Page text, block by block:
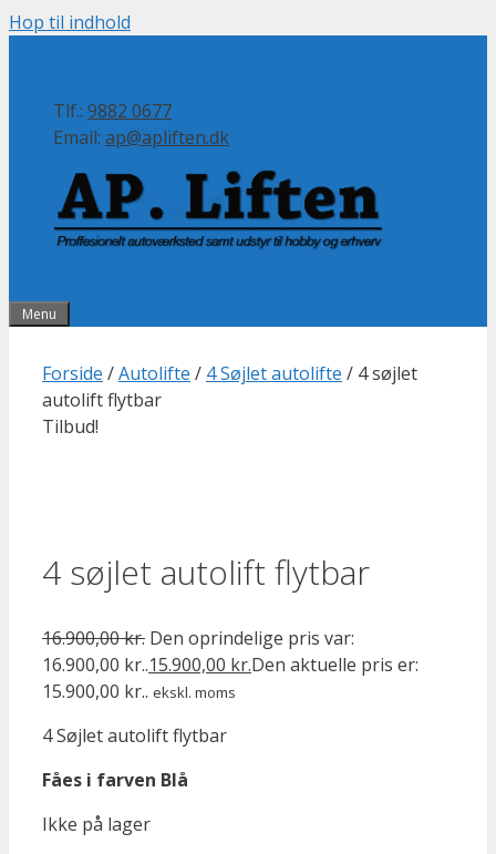
Hop til indhold
Tlf.: 9882 0677
Email: ap@apliften.dk
Menu
Forside /Autolifte / 4 Søjlet autolifte / 4 søjlet
autolift flytbar
Tilbud!
4 søjlet autolift flytbar
16.900,00kr. Den oprindelige pris var:
16.900,00 kr..15.900,00 kr.Den aktuelle pris er:
15.900,00 kr.. ekskl. moms
4 Søjlet autolift flytbar
Fåes i farven Blå
Ikke på lager